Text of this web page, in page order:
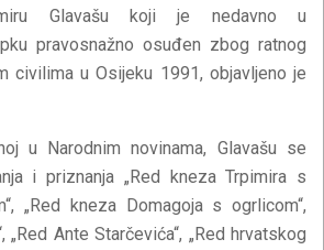
Glavašu koji je nedavno u
pravosnažno osuđen zbog ratnog
civilima u Osijeku 1991, objavljeno je
u Narodnim novinama, Glavašu se
i priznanja „Red kneza Trpimira s
„Red kneza Domagoja s ogrlicom“,
„Red Ante Starčevića“, „Red hrvatskog